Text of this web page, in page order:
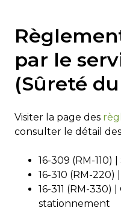
par le
(Sûreté
Visiter la page des
consulter le détail
16-309 (RM-110)
16-310 (RM-
16-311 (RM-330)
stationnement